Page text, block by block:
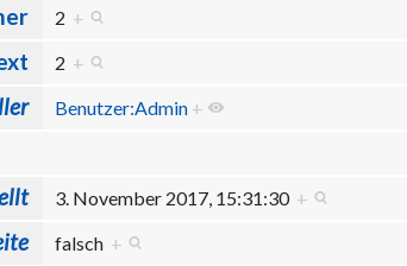
2 +
2 +
Benutzer:Admin +
3. November 2017, 15:31:30 +
falsch +